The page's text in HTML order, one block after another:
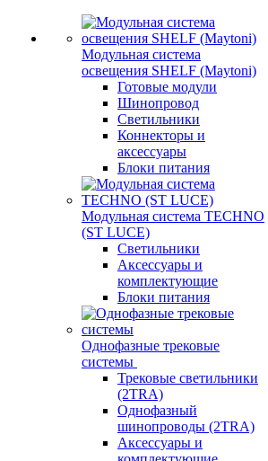
Модульная система
освещения SHELF (Maytoni)
Готовые модули
Шинопровод
Светильники
Коннекторы и
аксессуары
Блоки питания
Модульная система TECHNO
(ST LUCE)
Светильники
Аксессуары и
комплектующие
Блоки питания
Однофазные трековые
системы
Трековые светильники
(2TRA)
Однофазный
шинопроводы (2TRA)
Аксессуары и